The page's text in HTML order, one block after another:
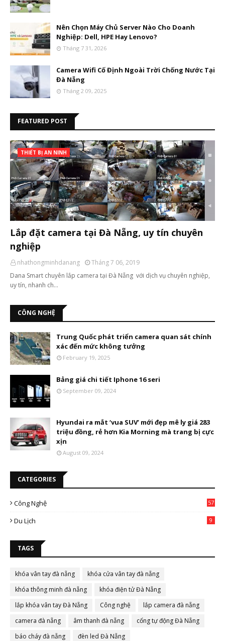
Nên Chọn Máy Chủ Server Nào Cho Doanh
Nghiệp: Dell, HPE Hay Lenovo?
Tháng 7 31, 2026
Camera Wifi Cố Định Ngoài Trời Chống Nước Tại
Đà Nẵng
Tháng 2 09, 2025
FEATURED POST
THIẾT BỊ AN NINH
Lắp đặt camera tại Đà Nẵng, uy tín chuyên
nghiệp
nhathongminhdanang
Tháng 7 06, 2019
Dana Smart chuyên lắp camera tại Đà Nẵng với dịch vụ chuyên nghiệp,
uy tín, nhanh ch…
CÔNG NGHỆ
Trung Quốc phát triển camera quan sát chính
xác đến mức không tưởng
February 19, 2025
Bảng giá chi tiết Iphone 16 seri
September 09, 2024
Hyundai ra mắt ‘vua SUV’ mới đẹp mê ly giá 283
triệu đồng, rẻ hơn Kia Morning mà trang bị cực
xịn
August 09, 2024
CATEGORIES
Công Nghệ 57
Du Lịch 9
TAGS
khóa vân tay đà nẵng
khóa cửa vân tay đà nẵng
khóa thông minh đà nẵng
khóa điện tử Đà Nẵng
lắp khóa vân tay Đà Nẵng
Công nghệ
lắp camera đà nẵng
camera đà nẵng
âm thanh đà nẵng
cổng tự động Đà Nẵng
báo cháy đà nẵng
đèn led Đà Nẵng